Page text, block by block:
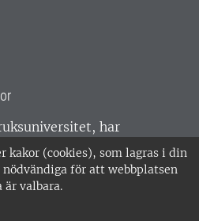
kakor (cookies), som lagras i din
nödvändiga för att webbplatsen
är valbara.
har
Sverige. Huvudorter är
Umeå.SLU är
14001. •
202100-2817 •